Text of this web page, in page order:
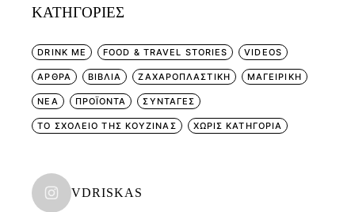
KΑΤΗΓΟΡΊΕΣ
DRINK ME FOOD & TRAVEL STORIES VIDEOS
ΑΡΘΡΑ ΒΙΒΛΙΑ ΖΑΧΑΡΟΠΛΑΣΤΙΚΗ ΜΑΓΕΙΡΙΚΗ
ΝΕΑ ΠΡΟΪΟΝΤΑ ΣΥΝΤΑΓΕΣ
ΤΟ ΣΧΟΛΕΙΟ ΤΗΣ ΚΟΥΖΙΝΑΣ ΧΩΡΊΣ ΚΑΤΗΓΟΡΊΑ
VDRISKAS